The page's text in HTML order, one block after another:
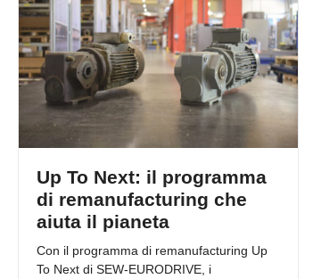
Up To Next: il programma
di remanufacturing che
aiuta il pianeta
Con il programma di remanufacturing Up
To Next di SEW-EURODRIVE, i